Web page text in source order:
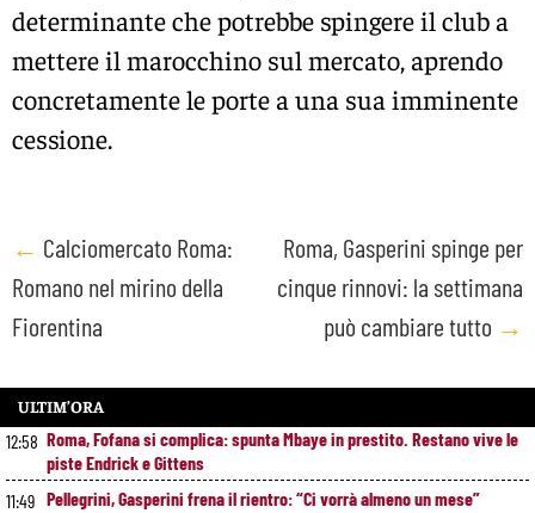
determinante che potrebbe spingere il club a
mettere il marocchino sul mercato, aprendo
concretamente le porte a una sua imminente
cessione.
Post
navigation
← Calciomercato Roma:
Romano nel mirino della
Fiorentina
Roma, Gasperini spinge per
cinque rinnovi: la settimana
può cambiare tutto →
ULTIM’ORA
12:58 Roma, Fofana si complica: spunta Mbaye in prestito. Restano vive le
piste Endrick e Gittens
11:49 Pellegrini, Gasperini frena il rientro: “Ci vorrà almeno un mese”